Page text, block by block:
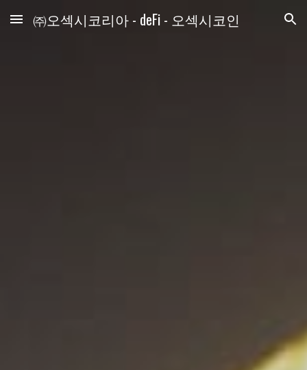
Skip to main content Skip to navigation
㈜오섹시코리아 - deFi - 오섹시코인